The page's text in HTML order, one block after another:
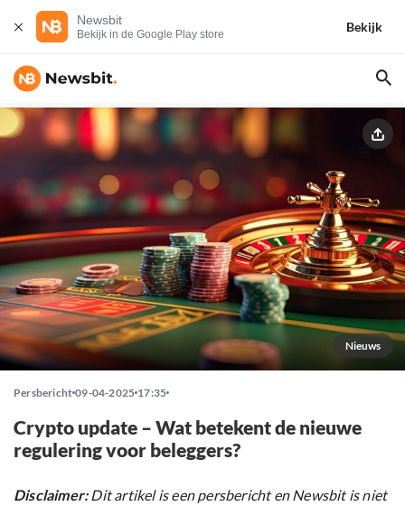
Newsbit
Bekijk in de Google Play store
Bekijk
Nieuws
Persbericht 09-04-2025 17:35
Crypto update – Wat betekent de nieuwe
regulering voor beleggers?
Disclaimer:Dit artikel is een persbericht en Newsbit is niet